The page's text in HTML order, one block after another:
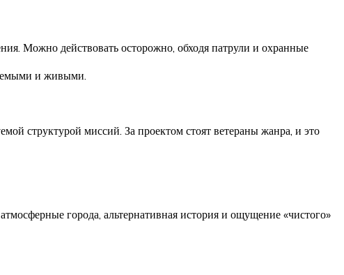
Можно действовать осторожно, обходя патрули и охранные
и живыми.
структурой миссий. За проектом стоят ветераны жанра, и это
города, альтернативная история и ощущение «чистого»